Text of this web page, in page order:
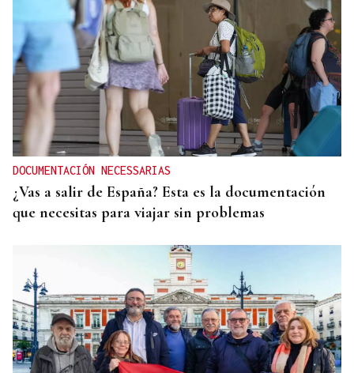
DOCUMENTACIÓN NECESSARIAS
¿Vas a salir de España? Esta es la documentación
que necesitas para viajar sin problemas